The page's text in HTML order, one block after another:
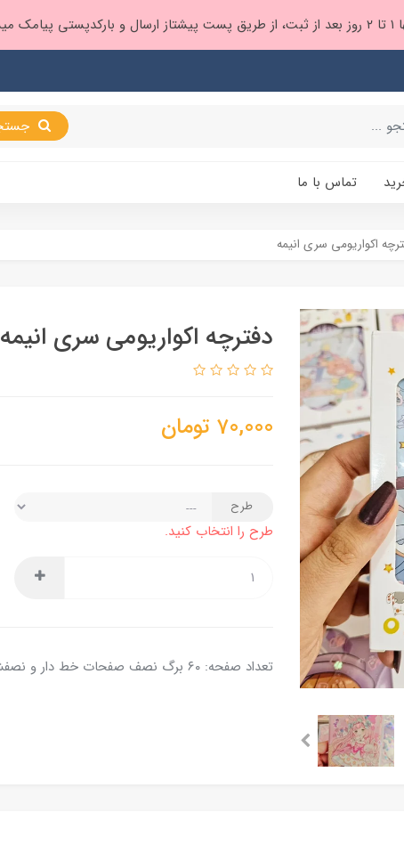
❤️
تماس با ما
اکواریومی سری انیمه
دفترچه اکواریومی سری انیمه
70,000 تومان
طرح
طرح را انتخاب کنید.
تعداد صفحه: ۶۰ برگ نصف صفحات خط دار و نصفش نقطه چین هست